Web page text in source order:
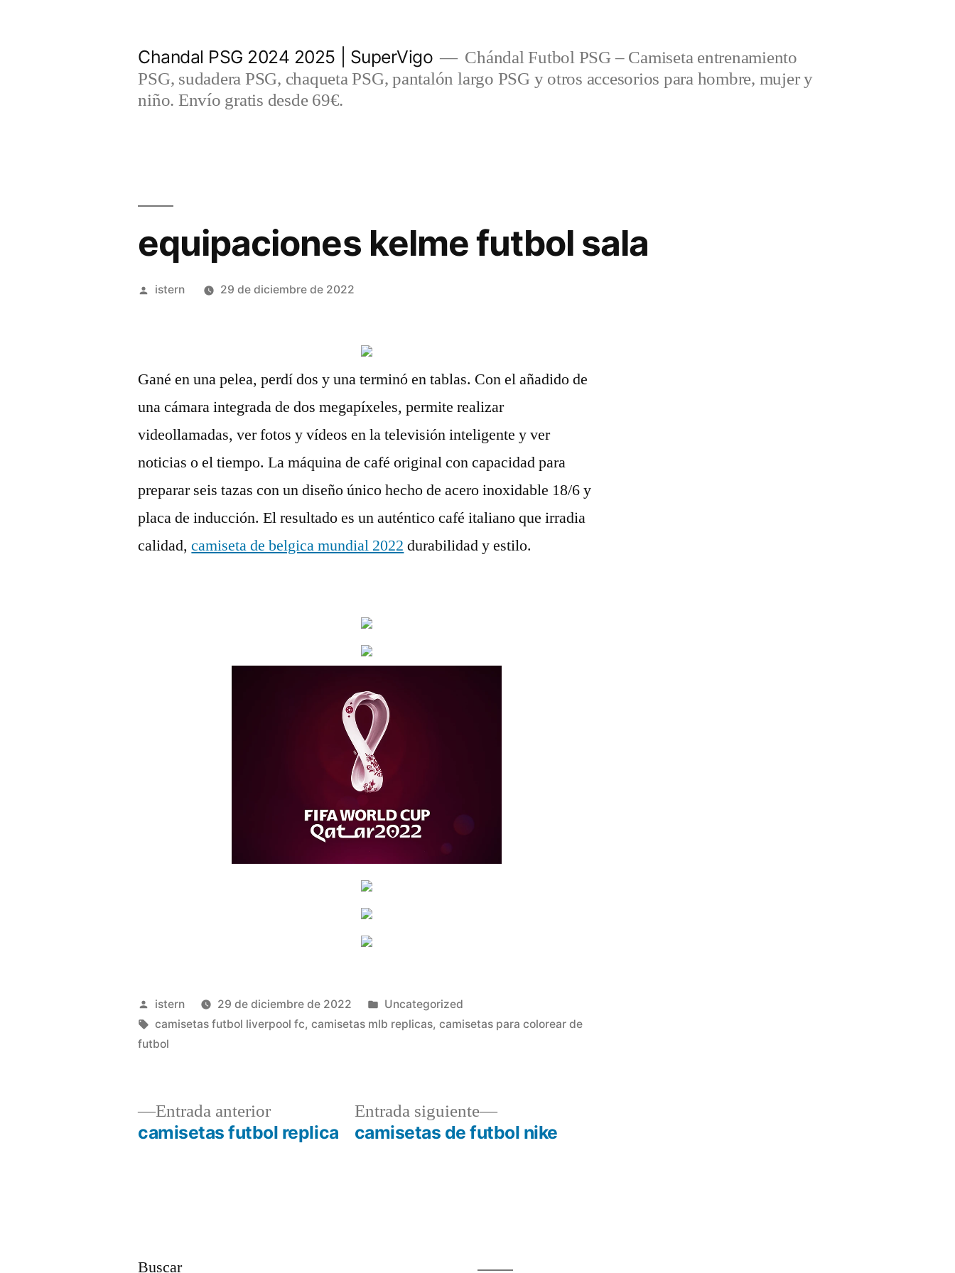
Chandal PSG 2024 2025 | SuperVigo
Chándal Futbol PSG – Camiseta entrenamiento
PSG, sudadera PSG, chaqueta PSG, pantalón largo PSG y otros accesorios para hombre, mujer y
niño. Envío gratis desde 69€.
equipaciones kelme futbol sala
Publicado
istern 29 de diciembre de 2022
Gané en una pelea, perdí dos y una terminó en tablas. Con el añadido de
una cámara integrada de dos megapíxeles, permite realizar
videollamadas, ver fotos y vídeos en la televisión inteligente y ver
noticias o el tiempo. La máquina de café original con capacidad para
preparar seis tazas con un diseño único hecho de acero inoxidable 18/6 y
placa de inducción. El resultado es un auténtico café italiano que irradia
calidad,camiseta de belgica mundial 2022 durabilidad y estilo.
Publicado
por
istern 29 de diciembre de 2022
Publicado
en
Uncategorized
Etiquetas:
camisetas futbol liverpool fc,camisetas mlb replicas,camisetas para colorear de
futbol
Navegación
Entrada anteriorEntrada
anterior:
camisetas futbol replica
Entrada siguiente
Entrada
siguiente:
camisetas de futbol nike
Buscar